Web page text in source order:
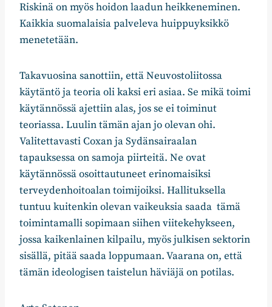
Riskinä on myös hoidon laadun heikkeneminen.
Kaikkia suomalaisia palveleva huippuyksikkö
menetetään.
Takavuosina sanottiin, että Neuvostoliitossa
käytäntö ja teoria oli kaksi eri asiaa. Se mikä toimi
käytännössä ajettiin alas, jos se ei toiminut
teoriassa. Luulin tämän ajan jo olevan ohi.
Valitettavasti Coxan ja Sydänsairaalan
tapauksessa on samoja piirteitä. Ne ovat
käytännössä osoittautuneet erinomaisiksi
terveydenhoitoalan toimijoiksi. Hallituksella
tuntuu kuitenkin olevan vaikeuksia saada tämä
toimintamalli sopimaan siihen viitekehykseen,
jossa kaikenlainen kilpailu, myös julkisen sektorin
sisällä, pitää saada loppumaan. Vaarana on, että
tämän ideologisen taistelun häviäjä on potilas.